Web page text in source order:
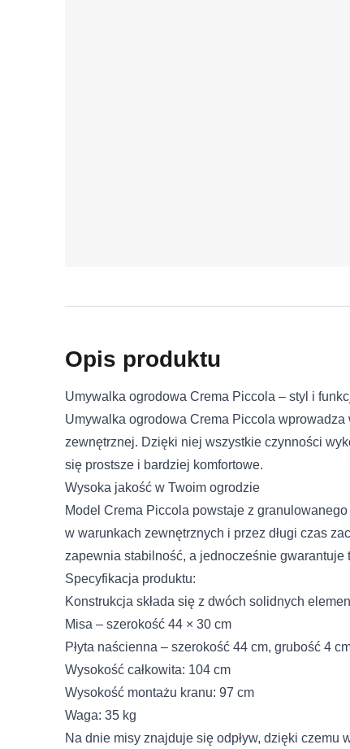
Opis produktu
Umywalka ogrodowa Crema Piccola – styl i
Umywalka ogrodowa Crema Piccola
zewnętrznej. Dzięki niej wszystkie czynności
się prostsze i bardziej komfortowe.
Wysoka jakość w Twoim ogrodzie
Model Crema Piccola powstaje z
w warunkach zewnętrznych i przez długi czas
zapewnia stabilność, a jednocześnie gwarantuje
Specyfikacja produktu:
Konstrukcja składa się z dwóch solidnych
Misa – szerokość 44 × 30 cm
Płyta naścienna – szerokość 44 cm, grubość 4
Wysokość całkowita: 104 cm
Wysokość montażu kranu: 97 cm
Waga: 35 kg
Na dnie misy znajduje się odpływ, dzięki czemu